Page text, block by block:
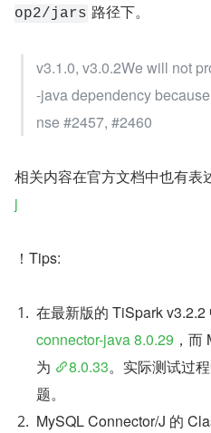
op2/jars 路径下。
v3.1.0, v3.0.2We will not
-java dependency
nse #2457, #2460
相关内容在官方文档中也有表
j
！Tips:
在最新版的 TiSpark
connector-java 8.0.29 ，
为
8.0.33。实际测试过
题。
MySQL Connector/J 的